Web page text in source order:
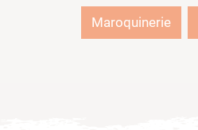
Maroquinerie